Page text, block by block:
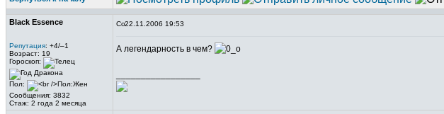
Black Essence
Репутация: +4/–1
Возраст: 19
Гороскоп:
Пол:
Сообщения: 3832
Стаж: 2 года 2 месяца
22.11.2006 19:53
А легендарность в чем?